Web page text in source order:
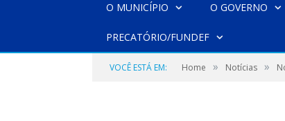
O MUNICÍPIO O GOVERNO
PRECATÓRIO/FUNDEF
VOCÊ ESTÁ EM: Home » Notícias »